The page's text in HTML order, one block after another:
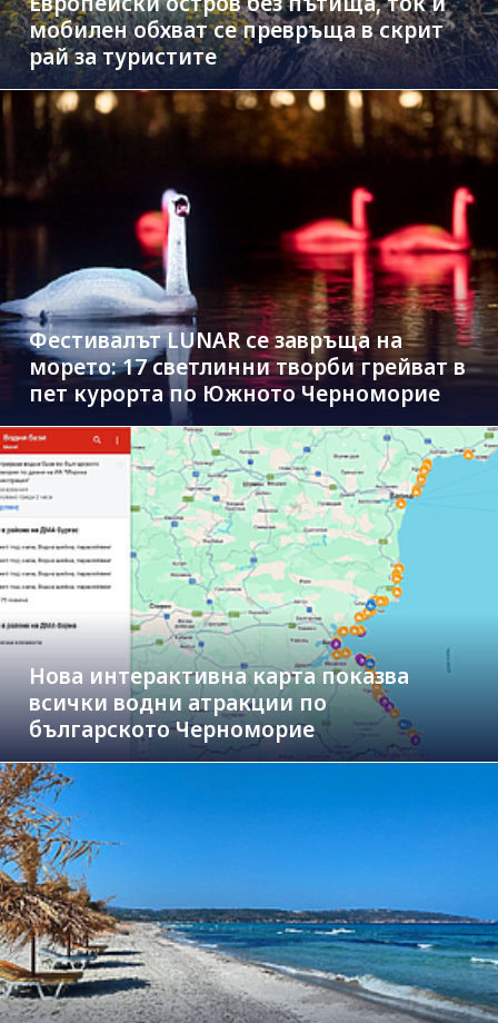
мобилен обхват се превръща в скрит
рай за туристите
Фестивалът LUNAR се завръща на
морето: 17 светлинни творби грейват в
пет курорта по Южното Черноморие
Нова интерактивна карта показва
всички водни атракции по
българското Черноморие